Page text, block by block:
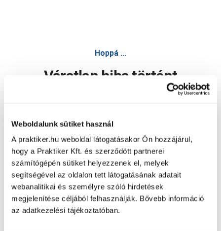
Weboldalunk sütiket használ
A praktiker.hu weboldal látogatásakor Ön hozzájárul,
hogy a Praktiker Kft. és szerződött partnerei
számítógépén sütiket helyezzenek el, melyek
segítségével az oldalon tett látogatásának adatait
webanalitikai és személyre szóló hirdetések
megjelenítése céljából felhasználják. Bővebb információ
az adatkezelési tájékoztatóban.
Hoppá ...
Váratlan hiba történt
Oldal újratöltése